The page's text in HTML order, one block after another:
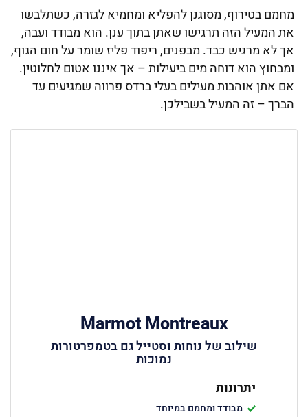
מחמם בטירוף, מסוגנן להפליא ומחמיא לגזרה, כשתלבשו
את המעיל הזה תרגישו שאתן בתוך ענן. הוא מבודד ועבה,
אך לא מרגיש כבד. מבפנים, ריפוד פליז שומר על חום הגוף,
ומבחוץ הוא דוחה מים ביעילות – אך איננו אטום לחלוטין.
אם אתן אוהבות מעילים בעלי ברדס פרווה שמגיעים עד
הברך – זה המעיל בשבילכן.
Marmot Montreaux
שילוב של נוחות וסטייל גם בטמפרטורות
נמוכות
יתרונות
מבודד ומחמם במיוחד